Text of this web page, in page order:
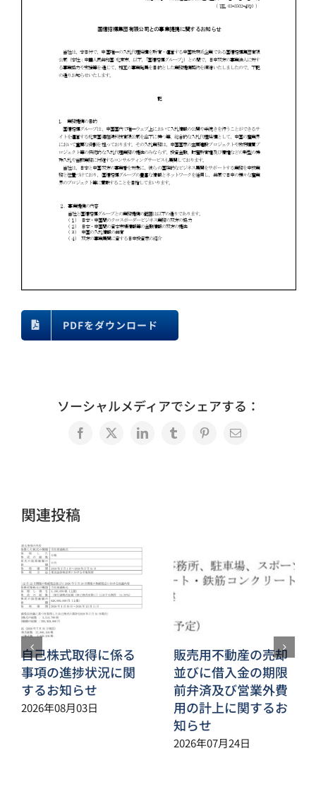
PDFをダウンロード
ソーシャルメディアでシェアする：
Facebook
X LinkedInTumblrPinterest
電
関連投稿
自己株式取得に係る
事項の進捗状況に関
するお知らせ
2026年08月03日
販売用不動産の売却
並びに借入金の期限
前弁済及び営業外費
用の計上に関するお
知らせ
2026年07月24日